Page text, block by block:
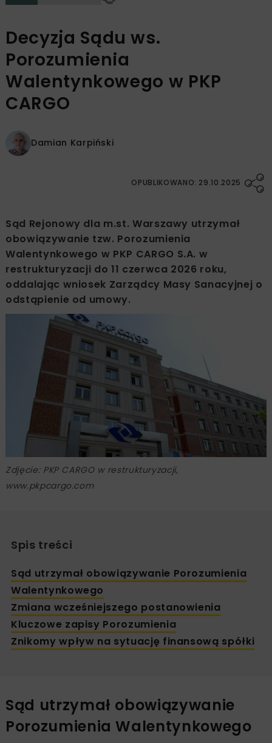
Decyzja Sądu ws.
Porozumienia
Walentynkowego w PKP
CARGO
Damian Karpiński
OPUBLIKOWANO: 29.10.2025
Sąd Rejonowy dla m.st. Warszawy utrzymał
obowiązywanie tzw. Porozumienia
Walentynkowego w PKP CARGO S.A. w
restrukturyzacji do 11 czerwca 2026 roku,
oddalając wniosek Zarządcy Masy Sanacyjnej o
odstąpienie od umowy.
Zdjęcie: PKP CARGO w restrukturyzacji,
www.pkpcargo.com
Spis treści
Sąd utrzymał obowiązywanie Porozumienia
Walentynkowego
Zmiana wcześniejszego postanowienia
Kluczowe zapisy Porozumienia
Znikomy wpływ na sytuację finansową spółki
Sąd utrzymał obowiązywanie
Porozumienia Walentynkowego